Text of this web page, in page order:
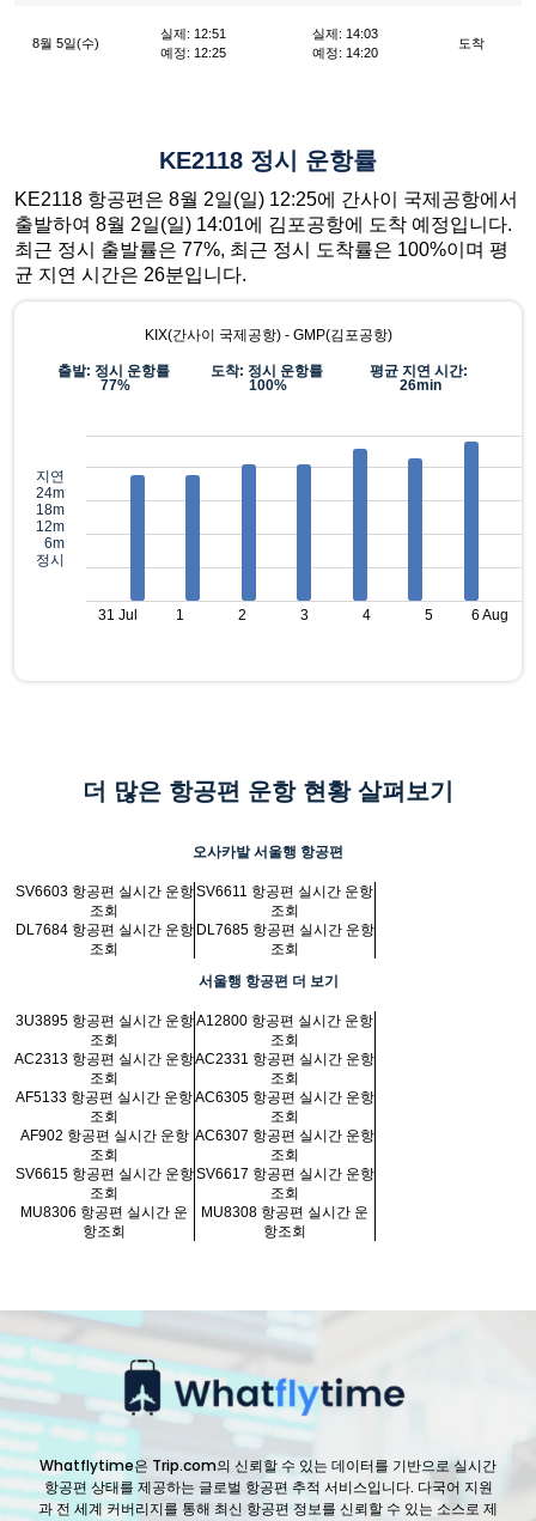
8월 5일(수)
실제: 12:51
예정: 12:25
실제: 14:03
예정: 14:20
도착
KE2118 정시 운항률
KE2118 항공편은 8월 2일(일) 12:25에 간사이 국제공항에서
출발하여 8월 2일(일) 14:01에 김포공항에 도착 예정입니다.
최근 정시 출발률은 77%, 최근 정시 도착률은 100%이며 평
균 지연 시간은 26분입니다.
KIX(간사이 국제공항) - GMP(김포공항)
출발: 정시 운항률
77%
도착: 정시 운항률
100%
평균 지연 시간:
26min
지연
24m
18m
12m
6m
정시
31 Jul 1 2 3 4 5 6 Aug
더 많은 항공편 운항 현황 살펴보기
오사카발 서울행 항공편
SV6603 항공편 실시간 운항
조회
SV6611 항공편 실시간 운항
조회
DL7684 항공편 실시간 운항
조회
DL7685 항공편 실시간 운항
조회
서울행 항공편 더 보기
3U3895 항공편 실시간 운항
조회
A12800 항공편 실시간 운항
조회
AC2313 항공편 실시간 운항
조회
AC2331 항공편 실시간 운항
조회
AF5133 항공편 실시간 운항
조회
AC6305 항공편 실시간 운항
조회
AF902 항공편 실시간 운항
조회
AC6307 항공편 실시간 운항
조회
SV6615 항공편 실시간 운항
조회
SV6617 항공편 실시간 운항
조회
MU8306 항공편 실시간 운
항조회
MU8308 항공편 실시간 운
항조회
Whatflytime은 Trip.com의 신뢰할 수 있는 데이터를 기반으로 실시간
항공편 상태를 제공하는 글로벌 항공편 추적 서비스입니다. 다국어 지원
과 전 세계 커버리지를 통해 최신 항공편 정보를 신뢰할 수 있는 소스로 제